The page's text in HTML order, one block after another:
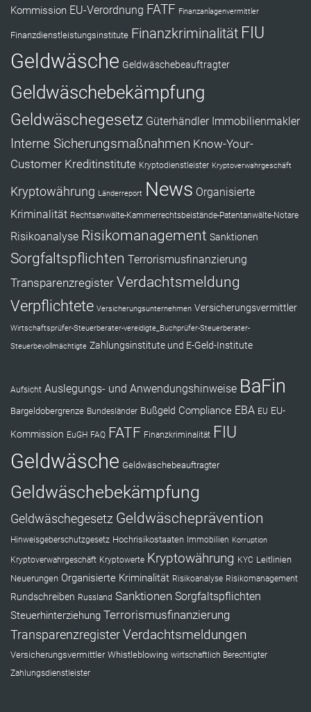
Kommission EU-Verordnung FATF Finanzanlagenvermittler
Finanzdienstleistungsinstitute Finanzkriminalität FIU
Geldwäsche Geldwäschebeauftragter
Geldwäschebekämpfung
Geldwäschegesetz Güterhändler Immobilienmakler
Interne Sicherungsmaßnahmen Know-Your-
Customer Kreditinstitute Kryptodienstleister Kryptoverwahrgeschäft
Kryptowährung Länderreport News Organisierte
Kriminalität Rechtsanwälte-Kammerrechtsbeistände-Patentanwälte-Notare
Risikoanalyse Risikomanagement Sanktionen
Sorgfaltspflichten Terrorismusfinanzierung
Transparenzregister Verdachtsmeldung
Verpflichtete Versicherungsunternehmen Versicherungsvermittler
Wirtschaftsprüfer-Steuerberater-vereidigte_Buchprüfer-Steuerberater-
Steuerbevollmächtigte Zahlungsinstitute und E-Geld-Institute
Aufsicht Auslegungs- und Anwendungshinweise BaFin
Bargeldobergrenze Bundesländer Bußgeld Compliance EBA EU EU-
Kommission EuGH FAQ FATF Finanzkriminalität FIU
Geldwäsche Geldwäschebeauftragter
Geldwäschebekämpfung
Geldwäschegesetz Geldwäscheprävention
Hinweisgeberschutzgesetz Hochrisikostaaten Immobilien Korruption
Kryptoverwahrgeschäft Kryptowerte Kryptowährung KYC Leitlinien
Neuerungen Organisierte Kriminalität Risikoanalyse Risikomanagement
Rundschreiben Russland Sanktionen Sorgfaltspflichten
Steuerhinterziehung Terrorismusfinanzierung
TransparenzregisterVerdachtsmeldungen
Versicherungsvermittler Whistleblowing wirtschaftlich Berechtigter
Zahlungsdienstleister